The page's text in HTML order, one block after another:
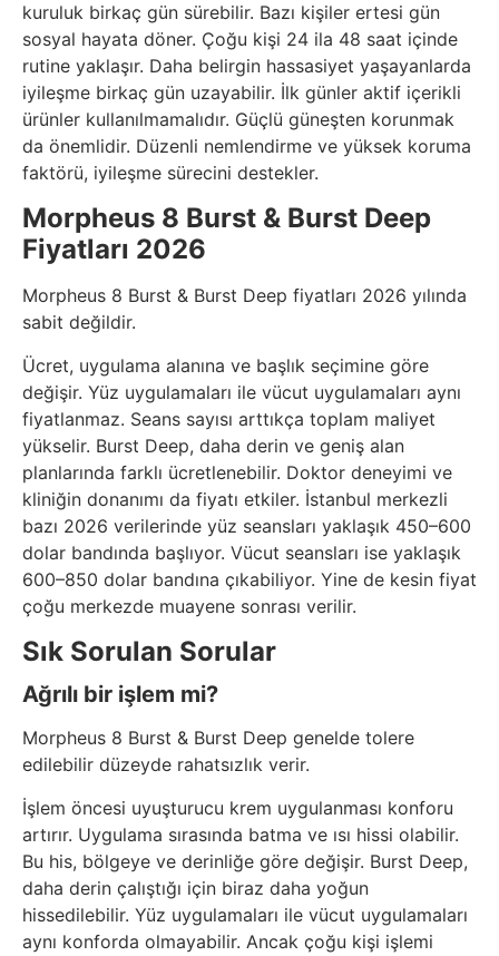
kuruluk birkaç gün sürebilir. Bazı kişiler ertesi gün
sosyal hayata döner. Çoğu kişi 24 ila 48 saat içinde
rutine yaklaşır. Daha belirgin hassasiyet yaşayanlarda
iyileşme birkaç gün uzayabilir. İlk günler aktif içerikli
ürünler kullanılmamalıdır. Güçlü güneşten korunmak
da önemlidir. Düzenli nemlendirme ve yüksek koruma
faktörü, iyileşme sürecini destekler.
Morpheus 8 Burst & Burst Deep
Fiyatları 2026
Morpheus 8 Burst & Burst Deep fiyatları 2026 yılında
sabit değildir.
Ücret, uygulama alanına ve başlık seçimine göre
değişir. Yüz uygulamaları ile vücut uygulamaları aynı
fiyatlanmaz. Seans sayısı arttıkça toplam maliyet
yükselir. Burst Deep, daha derin ve geniş alan
planlarında farklı ücretlenebilir. Doktor deneyimi ve
kliniğin donanımı da fiyatı etkiler. İstanbul merkezli
bazı 2026 verilerinde yüz seansları yaklaşık 450–600
dolar bandında başlıyor. Vücut seansları ise yaklaşık
600–850 dolar bandına çıkabiliyor. Yine de kesin fiyat
çoğu merkezde muayene sonrası verilir.
Sık Sorulan Sorular
Ağrılı bir işlem mi?
Morpheus 8 Burst & Burst Deep genelde tolere
edilebilir düzeyde rahatsızlık verir.
İşlem öncesi uyuşturucu krem uygulanması konforu
artırır. Uygulama sırasında batma ve ısı hissi olabilir.
Bu his, bölgeye ve derinliğe göre değişir. Burst Deep,
daha derin çalıştığı için biraz daha yoğun
hissedilebilir. Yüz uygulamaları ile vücut uygulamaları
aynı konforda olmayabilir. Ancak çoğu kişi işlemi